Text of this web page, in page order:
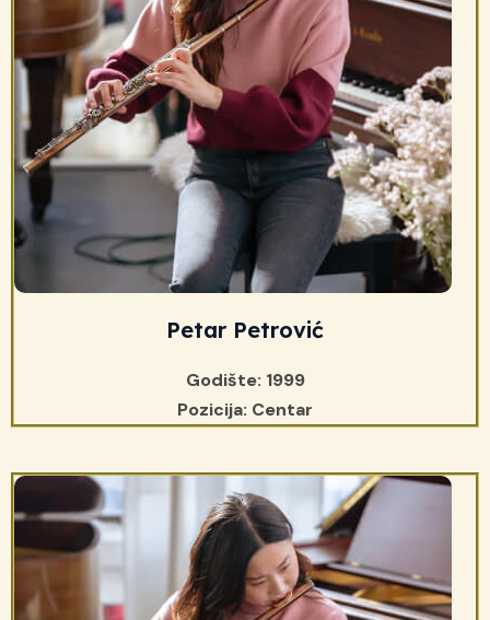
Petar Petrović
Godište: 1999
Pozicija: Centar